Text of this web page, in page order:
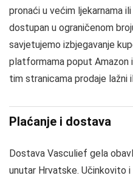
pronaći u većim ljekarnama
dostupan u ograničenom
savjetujemo izbjegavanje
platformama poput Amazon
tim stranicama prodaje lažni
Plaćanje i dostava
Dostava Vasculief gela
unutar Hrvatske. Učinkovito